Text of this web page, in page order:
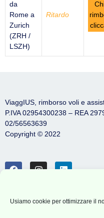
Usiamo cookie per ottimizzare il
da
Rome a
Zurich
(ZRH /
LSZH)
Ritardo
ViaggIUS, rimborso voli e
P.IVA 02954300238 – REA
02/56563639
Copyright © 2022